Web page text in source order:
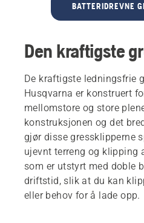
BATTERIDREVNE
Den kraftigste
De kraftigste ledningsfrie
Husqvarna er konstruert
mellomstore og store
konstruksjonen og det
gjør disse gressklipperne
ujevnt terreng og klipping
som er utstyrt med doble
driftstid, slik at du kan
eller behov for å lade opp.